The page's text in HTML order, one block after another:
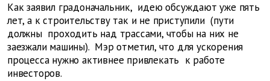
Как заявил градоначальник, идею обсуждают уже пять
лет, а к строительству так и не приступили (пути
должны проходить над трассами, чтобы на них не
заезжали машины). Мэр отметил, что для ускорения
процесса нужно активнее привлекать к работе
инвесторов.